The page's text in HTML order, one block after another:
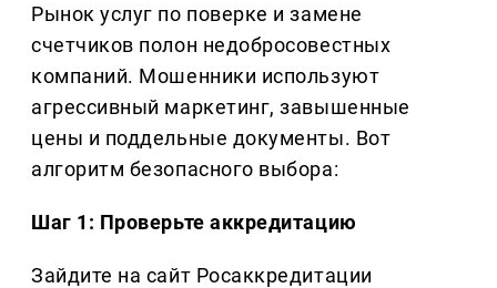
Рынок услуг по поверке и замене
счетчиков полон недобросовестных
компаний. Мошенники используют
агрессивный маркетинг, завышенные
цены и поддельные документы. Вот
алгоритм безопасного выбора:
Шаг 1: Проверьте аккредитацию
Зайдите на сайт Росаккредитации